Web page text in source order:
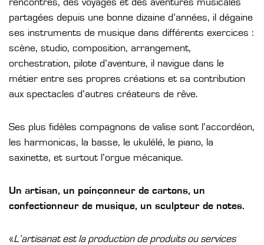
rencontres, des voyages et des aventures musicales
partagées depuis une bonne dizaine d’années, il dégaine
ses instruments de musique dans différents exercices :
scène, studio, composition, arrangement,
orchestration, pilote d’aventure, il navigue dans le
métier entre ses propres créations et sa contribution
aux spectacles d’autres créateurs de rêve.
Ses plus fidèles compagnons de valise sont l’accordéon,
les harmonicas, la basse, le ukulélé, le piano, la
saxinette, et surtout l’orgue mécanique.
Un artisan, un poinçonneur de cartons, un
confectionneur de musique, un sculpteur de notes.
«L’artisanat est la production de produits ou services